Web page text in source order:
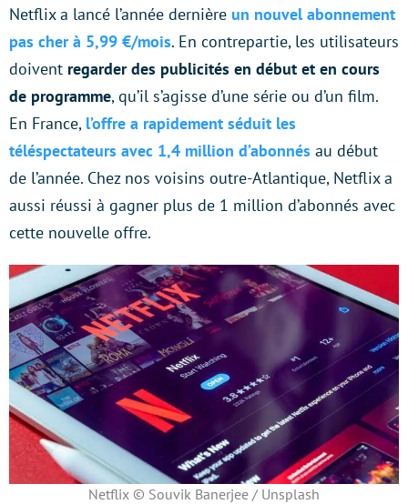
Netflix a lancé l’année dernière un nouvel abonnement
pas cher à 5,99 €/mois. En contrepartie, les utilisateurs
doivent regarder des publicités en début et en cours
de programme, qu’il s’agisse d’une série ou d’un film.
En France, l’offre a rapidement séduit les
téléspectateurs avec 1,4 million d’abonnés au début
de l’année. Chez nos voisins outre-Atlantique, Netflix a
aussi réussi à gagner plus de 1 million d’abonnés avec
cette nouvelle offre.
Netflix © Souvik Banerjee / Unsplash